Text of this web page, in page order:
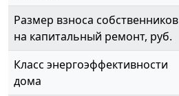
Размер взноса собственников
на капитальный ремонт, руб.
Класс энергоэффективности
дома